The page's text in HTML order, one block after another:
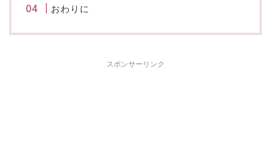
おわりに
スポンサーリンク